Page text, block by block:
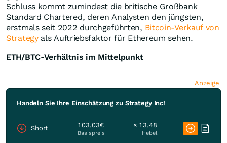
Schluss kommt zumindest die britische Großbank
Standard Chartered, deren Analysten den jüngsten,
erstmals seit 2022 durchgeführten, Bitcoin-Verkauf von
Strategyals Auftriebsfaktor für Ethereum sehen.
ETH/BTC-Verhältnis im Mittelpunkt
Anzeige
Handeln Sie Ihre Einschätzung zu Strategy Inc!
Short 103,03€
Basispreis
× 13,48
Hebel